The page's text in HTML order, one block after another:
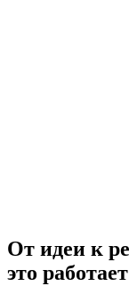
От идеи к
это работает